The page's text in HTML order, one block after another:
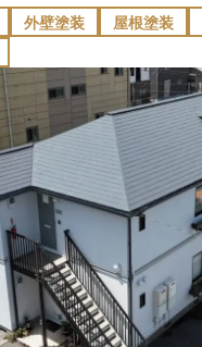
外壁塗装 屋根塗装